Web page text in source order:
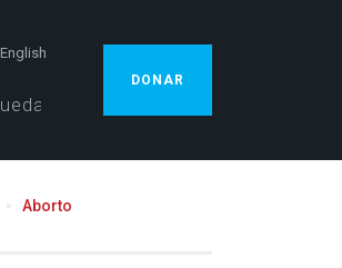
English
DONAR
Aborto